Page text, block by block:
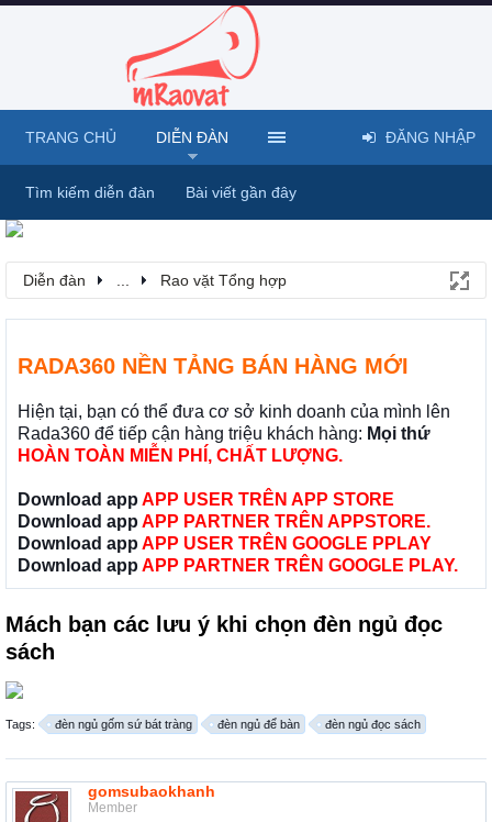
Diễn đàn Rao vặt Tổng hợp
RADA360 NỀN TẢNG BÁN HÀNG MỚI
Hiện tại, bạn có thể đưa cơ sở kinh doanh của mình lên
Rada360 để tiếp cận hàng triệu khách hàng: Mọi thứ
HOÀN TOÀN MIỄN PHÍ, CHẤT LƯỢNG.
Download app APP USER TRÊN APP STORE
Download app APP PARTNER TRÊN APPSTORE.
Download app APP USER TRÊN GOOGLE PPLAY
Download app APP PARTNER TRÊN GOOGLE PLAY.
Mách bạn các lưu ý khi chọn đèn ngủ đọc
sách
Tags: đèn ngủ gốm sứ bát tràng đèn ngủ để bàn đèn ngủ đọc sách
gomsubaokhanh
Member
TRANG CHỦ DIỄN ĐÀN
Tìm kiếm diễn đàn Bài viết gần đây
ĐĂNG NHẬP